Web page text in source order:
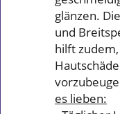
glänzen.
und
hilft
es lieben: